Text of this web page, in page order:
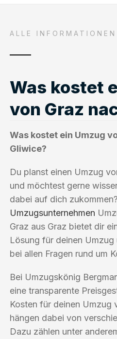
ALLE
Was kostet
von Graz
Was kostet ein Umzug
Gliwice?
Du planst einen Umzug
und möchtest gerne
dabei auf dich
Umzugsunternehmen
Graz aus Graz bietet dir
Lösung für deinen
bei allen Fragen rund um
Bei Umzugskönig
eine transparente
Kosten für deinen Umzug
hängen dabei von
Dazu zählen unter